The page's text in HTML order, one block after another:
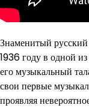
Знаменитый
1936 году в одной
его музыкальный
свои первые
проявляя